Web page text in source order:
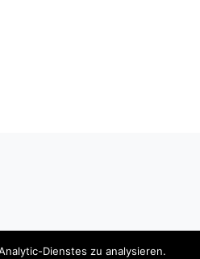
Dienstes zu analysieren.